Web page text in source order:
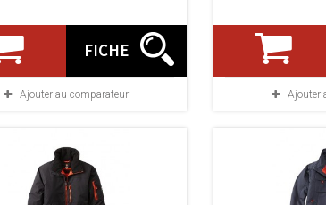
FICHE
Ajouter au comparateur Ajouter